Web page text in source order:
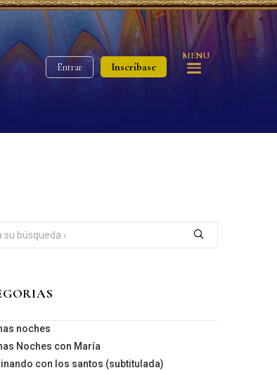
Entrar Inscríbase
MENU
noches
Noches con María
con los santos (subtitulada)